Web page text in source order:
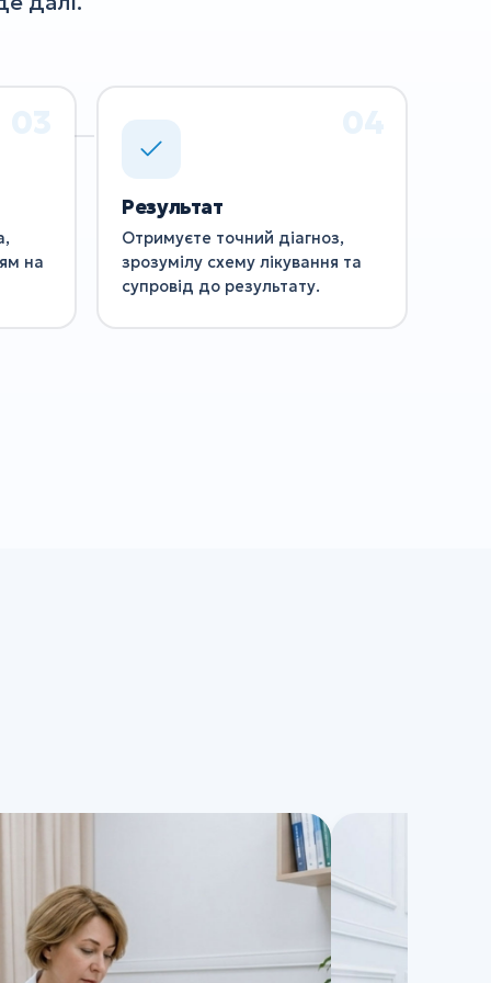
на
Результат
Отримуєте точний діагноз,
зрозумілу схему лікування та
супровід до результату.